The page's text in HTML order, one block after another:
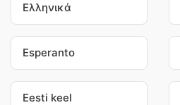
Ελληνικά
Esperanto
Eesti keel